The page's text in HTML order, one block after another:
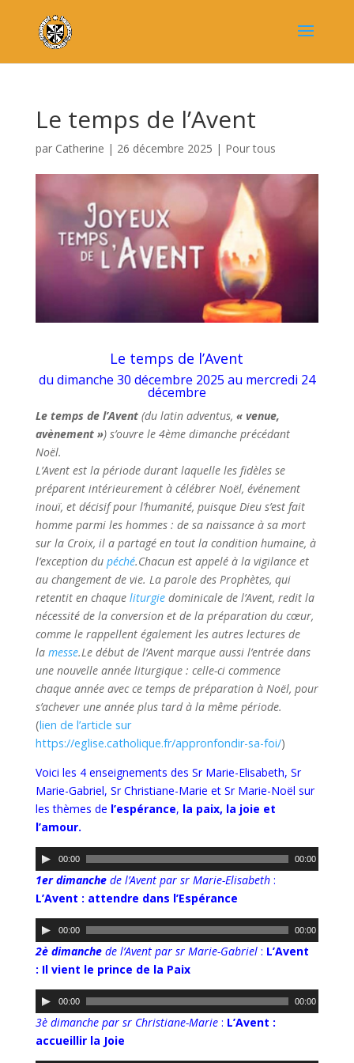
Le temps de l’Avent
par Catherine | 26 décembre 2025 | Pour tous
Le temps de l’Avent
du dimanche 30 décembre 2025 au mercredi 24
décembre
Le temps de l’Avent(du latin adventus, « venue,
avènement ») s’ouvre le 4ème dimanche précédant
Noël.
L’Avent est la période durant laquelle les fidèles se
préparent intérieurement à célébrer Noël, événement
inouï, et décisif pour l’humanité, puisque Dieu s’est fait
homme parmi les hommes : de sa naissance à sa mort
sur la Croix, il a partagé en tout la condition humaine, à
l’exception du péché.Chacun est appelé à la vigilance et
au changement de vie. La parole des Prophètes, qui
retentit en chaque liturgiedominicale de l’Avent, redit la
nécessité de la conversion et de la préparation du cœur,
comme le rappellent également les autres lectures de
la messe.Le début de l’Avent marque aussi l’entrée dans
une nouvelle année liturgique : celle-ci commence
chaque année avec ce temps de préparation à Noël, pour
s’achever une année plus tard à la même période.
(lien de l’article sur
https://eglise.catholique.fr/appronfondir-sa-foi/)
Voici les 4 enseignements des Sr Marie-Elisabeth, Sr
Marie-Gabriel, Sr Christiane-Marie et Sr Marie-Noël sur
les thèmes de l’espérance, la paix, la joie et
l’amour.
e
c
u
r
d
i
00:00 00:00
1er dimanchede l’Avent par sr Marie-Elisabeth:
L’Avent : attendre dans l’Espérance
e
u
r
00:00 00:00
2è dimanchede l’Avent par sr Marie-Gabriel: L’Avent
: Il vient le prince de la Paix
e
00:00 00:00
3è dimanche par sr Christiane-Marie: L’Avent :
accueillir la Joie